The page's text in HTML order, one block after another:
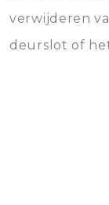
verwijderen
deurslot of